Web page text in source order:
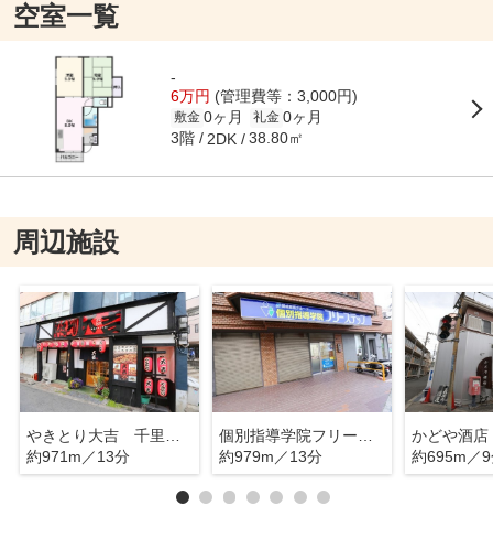
空室一覧
-
6万円 (管理費等：3,000円)
敷金 0ヶ月 礼金 0ヶ月
3階 2DK 38.80㎡
周辺施設
約971m／13分
約979m／13分
かどや酒店
約695m／